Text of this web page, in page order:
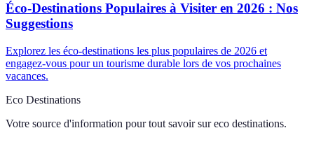
Éco-Destinations Populaires à Visiter en 2026 : Nos
Suggestions
Explorez les éco-destinations les plus populaires de 2026 et
engagez-vous pour un tourisme durable lors de vos prochaines
vacances.
Eco Destinations
Votre source d'information pour tout savoir sur eco destinations.